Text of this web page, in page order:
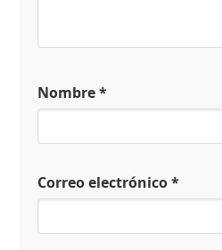
Nombre*
Correo electrónico*